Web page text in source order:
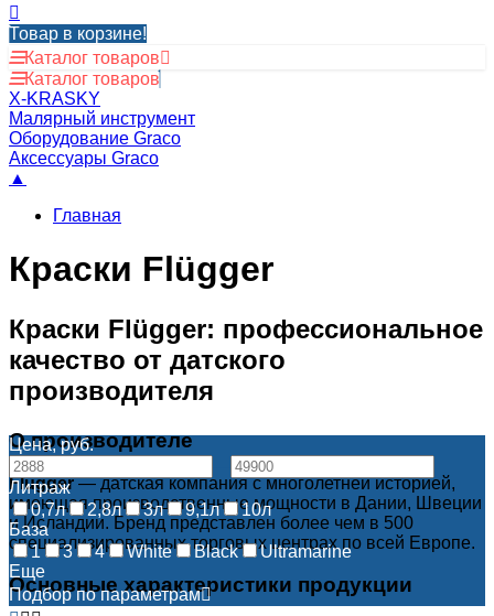
Товар в корзине!
Каталог товаров
Каталог товаров
X-KRASKY
Малярный инструмент
Оборудование Graco
Аксессуары Graco
▲
Главная
Краски Flügger
Краски Flügger: профессиональное
качество от датского
производителя
О производителе
Flügger— датская компания с многолетней историей,
имеющая производственные мощности в Дании, Швеции
и Исландии. Бренд представлен более чем в 500
специализированных торговых центрах по всей Европе.
Основные характеристики продукции
Цена, руб.
Литраж
0,7л
2,8л 3л 9,1л
10л
База
1
3 4 White Black
Ultramarine
Еще
Подбор по параметрам